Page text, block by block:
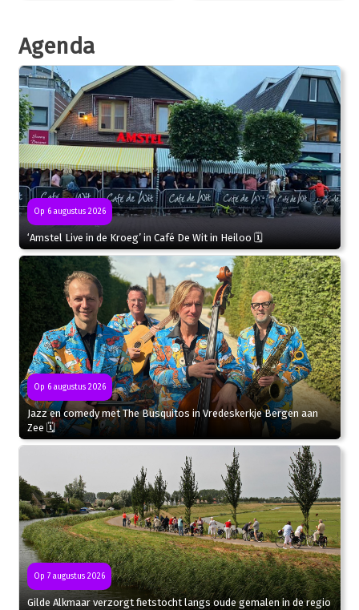
Agenda
Op 6 augustus 2026
‘Amstel Live in de Kroeg’ in Café De Wit in Heiloo 🗓
Op 6 augustus 2026
Jazz en comedy met The Busquitos in Vredeskerkje Bergen aan
Zee 🗓
Op 7 augustus 2026
Gilde Alkmaar verzorgt fietstocht langs oude gemalen in de regio